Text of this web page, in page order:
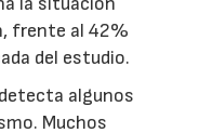
frente al 42%
del estudio.
algunos
Muchos